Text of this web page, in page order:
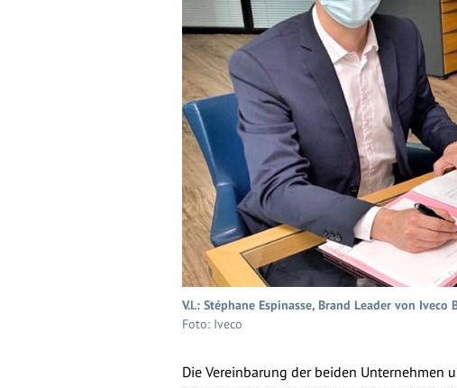
V.l.: Stéphane Espinasse, Brand Leader von
Foto: Iveco
Die Vereinbarung der beiden Unternehmen